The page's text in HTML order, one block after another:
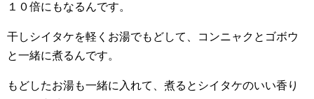
１０倍にもなるんです。
干しシイタケを軽くお湯でもどして、コンニャクとゴボウ
と一緒に煮るんです。
もどしたお湯も一緒に入れて、煮るとシイタケのいい香り